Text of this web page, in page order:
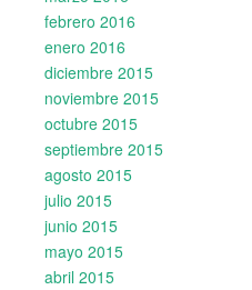
febrero 2016
enero 2016
diciembre 2015
noviembre 2015
octubre 2015
septiembre 2015
agosto 2015
julio 2015
junio 2015
mayo 2015
abril 2015